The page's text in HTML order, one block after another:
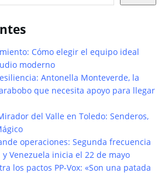
Cómo elegir el equipo ideal
moderno
Antonella Monteverde, la
que necesita apoyo para llegar
del Valle en Toledo: Senderos,
operaciones: Segunda frecuencia
y Venezuela inicia el 22 de mayo
los pactos PP-Vox: «Son una patada